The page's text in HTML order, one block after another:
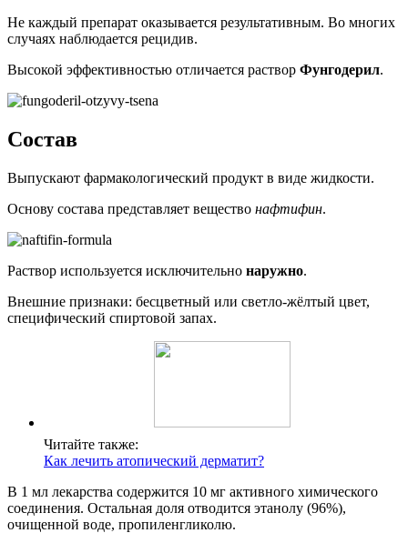
Не каждый препарат оказывается результативным. Во многих
случаях наблюдается рецидив.
Высокой эффективностью отличается раствор Фунгодерил.
Состав
Выпускают фармакологический продукт в виде жидкости.
Основу состава представляет вещество нафтифин.
Раствор используется исключительно наружно.
Внешние признаки: бесцветный или светло-жёлтый цвет,
специфический спиртовой запах.
Читайте также:
Как лечить атопический дерматит?
В 1 мл лекарства содержится 10 мг активного химического
соединения. Остальная доля отводится этанолу (96%),
очищенной воде, пропиленгликолю.